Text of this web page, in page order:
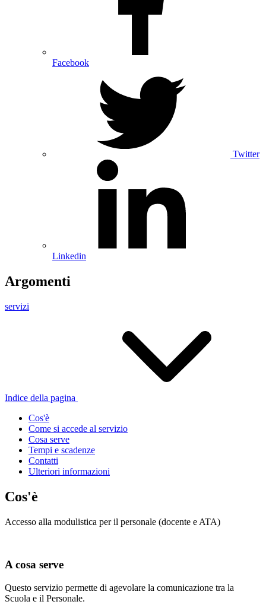
Facebook
Twitter
Linkedin
Argomenti
servizi
Indice della pagina
Cos'è
Come si accede al servizio
Cosa serve
Tempi e scadenze
Contatti
Ulteriori informazioni
Cos'è
Accesso alla modulistica per il personale (docente e ATA)
A cosa serve
Questo servizio permette di agevolare la comunicazione tra la
Scuola e il Personale.